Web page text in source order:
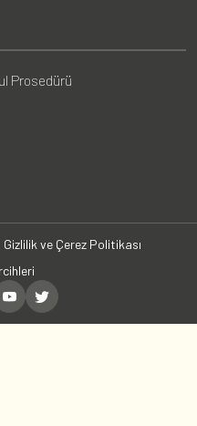
Prosedürü
Gizlilik ve Çerez Politikası